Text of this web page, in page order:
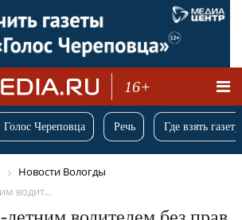
16+
Голос Череповца Речь Где взять
Новости Вологды
водит...